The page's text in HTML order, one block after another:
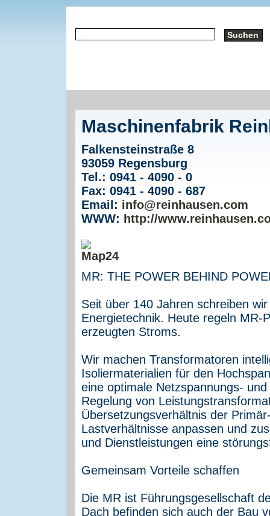
Maschinenfabrik
Falkensteinstraße 8
93059 Regensburg
Tel.: 0941 - 4090 - 0
Fax: 0941 - 4090 - 687
Email: info@reinhausen.com
WWW: http://
MR: THE POWER BEHIND
Seit über 140 Jahren schreiben
Energietechnik. Heute regeln
erzeugten Stroms.
Wir machen Transformatoren
Isoliermaterialien für den
eine optimale Netzspannungs-
Regelung von
Übersetzungsverhältnis der
Lastverhältnisse anpassen und
und Dienstleistungen eine
Gemeinsam Vorteile schaffen
Die MR ist Führungsgesellschaft
Dach befinden sich auch der Bau